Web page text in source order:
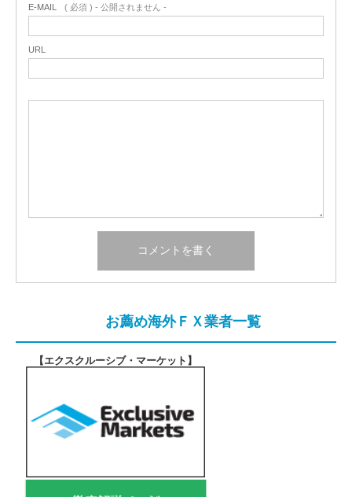
E-MAIL ( 必須 ) - 公開されません -
URL
お薦め海外ＦＸ業者一覧
【エクスクルーシブ・マーケット 】